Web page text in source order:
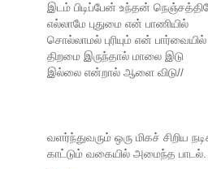
இடம் பிடிப்பேன் உந்தன்
எல்லாமே புதுமை என் பாணியில்
சொல்லாமல் புரியும் என் பார்வையில்
திறமை இருந்தால் மாலை இடு
இல்லை என்றால் ஆளை விடு//
வளர்ந்துவரும் ஒரு மிகச் சிறிய
காட்டும் வகையில் அமைந்த பாடல்.